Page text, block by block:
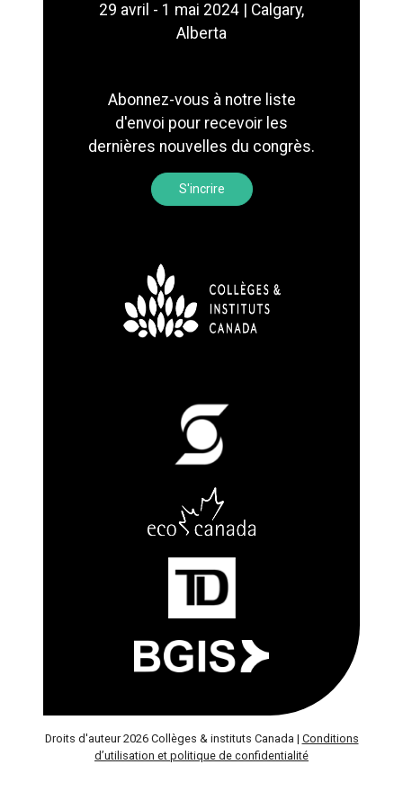
29 avril - 1 mai 2024 | Calgary,
Alberta
Abonnez-vous à notre liste
d'envoi pour recevoir les
dernières nouvelles du congrès.
S'incrire
Droits d'auteur 2026 Collèges & instituts Canada | Conditions
d’utilisation et politique de confidentialité